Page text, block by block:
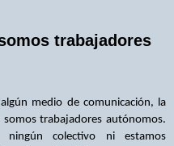
trabajadores
medio de comunicación, la
trabajadores autónomos.
ningún colectivo ni estamos